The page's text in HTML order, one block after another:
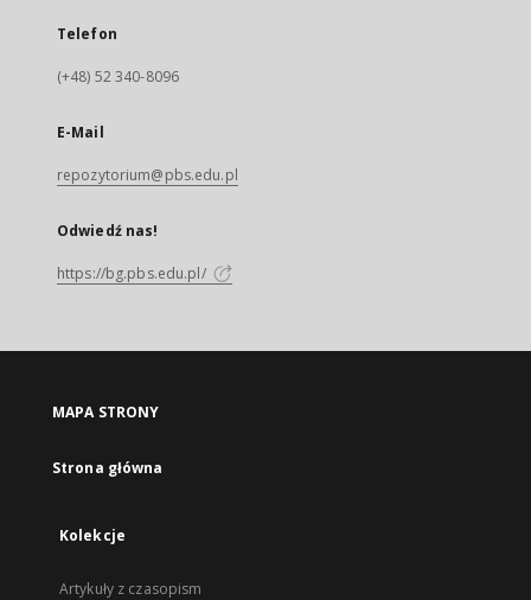
Telefon
(+48) 52 340-8096
E-Mail
repozytorium@pbs.edu.pl
Odwiedź nas!
https://bg.pbs.edu.pl/
MAPA STRONY
Strona główna
Kolekcje
Artykuły z czasopism